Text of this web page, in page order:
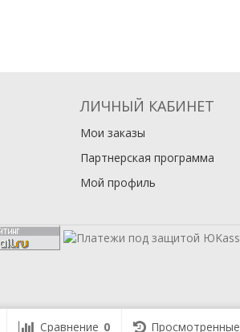
Сравнение 0 Просмотренные
ЛИЧНЫЙ КАБИНЕТ
Мои заказы
Партнерская программа
Мой профиль